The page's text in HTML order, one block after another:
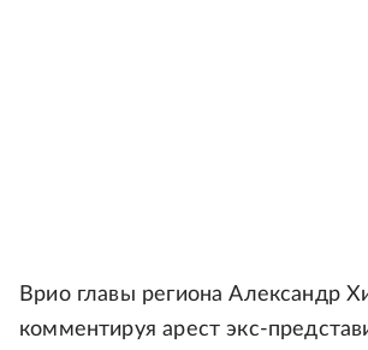
Врио главы региона Александр
комментируя арест экс-